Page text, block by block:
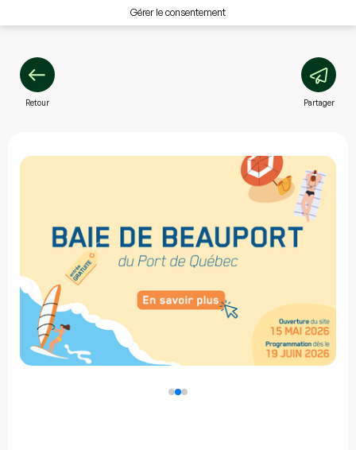
Gérer le consentement
Retour Partager